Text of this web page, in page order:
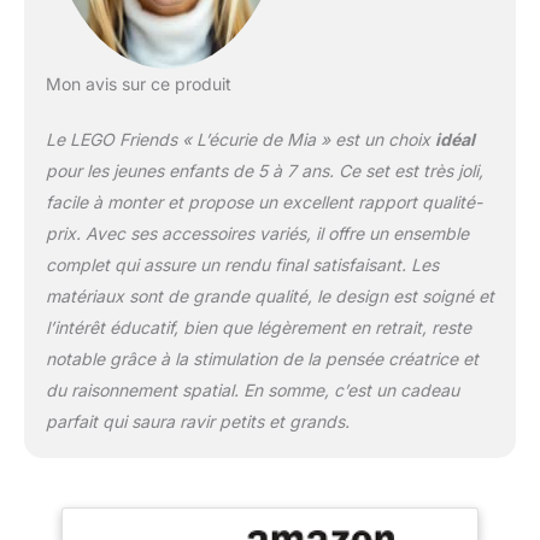
accessoires pour ce
carotte, du foin et une
pomme Ce jouet LEGO
4+ pour cheval d'entrée
de gamme et écurie peut
être construit avec tous
les autres ensembles
LEGO originaux et
briques LEGO pour la
construction créative
Mon avis sur ce produit
Le LEGO Friends « L’écurie de Mia » est un choix idéal
pour les jeunes enfants de 5 à 7 ans. Ce set est très joli,
facile à monter et propose un excellent rapport qualité-
prix. Avec ses accessoires variés, il offre un ensemble
complet qui assure un rendu final satisfaisant. Les
matériaux sont de grande qualité, le design est soigné et
l’intérêt éducatif, bien que légèrement en retrait, reste
notable grâce à la stimulation de la pensée créatrice et
du raisonnement spatial. En somme, c’est un cadeau
parfait qui saura ravir petits et grands.